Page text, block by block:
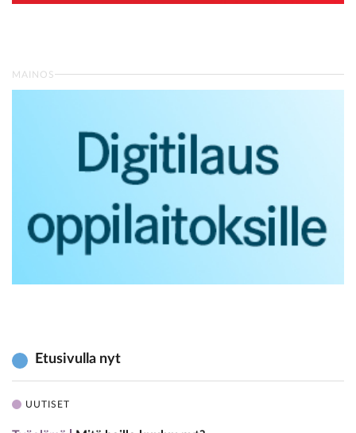
MAINOS
Etusivulla nyt
UUTISET